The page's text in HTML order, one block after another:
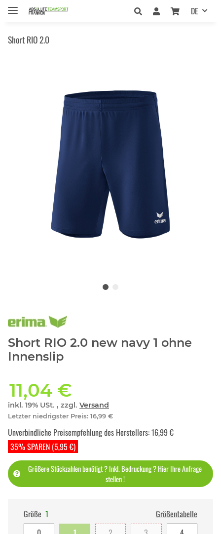
DE
Short RIO 2.0
Short RIO 2.0 new navy 1 ohne
Innenslip
11,04 €
inkl. 19% USt. , zzgl. Versand
Letzter niedrigster Preis: 16,99 €
35% SPAREN (5,95 €)
Unverbindliche Preisempfehlung des Herstellers:16,99 €
Größere Stückzahlen benötigt ? Inkl. Bedruckung ? Hier Ihre Anfrage
stellen !
Größe 1
Größentabelle